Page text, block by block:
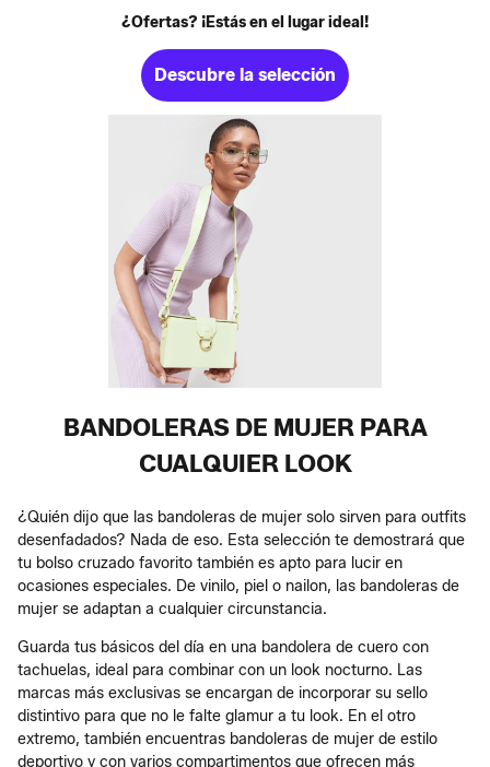
¿Ofertas? ¡Estás en el lugar ideal!
Descubre la selección
BANDOLERAS DE MUJER PARA
CUALQUIER LOOK
¿Quién dijo que las bandoleras de mujer solo sirven para outfits
desenfadados? Nada de eso. Esta selección te demostrará que
tu bolso cruzado favorito también es apto para lucir en
ocasiones especiales. De vinilo, piel o nailon, las bandoleras de
mujer se adaptan a cualquier circunstancia.
Guarda tus básicos del día en una bandolera de cuero con
tachuelas, ideal para combinar con un look nocturno. Las
marcas más exclusivas se encargan de incorporar su sello
distintivo para que no le falte glamur a tu look. En el otro
extremo, también encuentras bandoleras de mujer de estilo
deportivo y con varios compartimentos que ofrecen más